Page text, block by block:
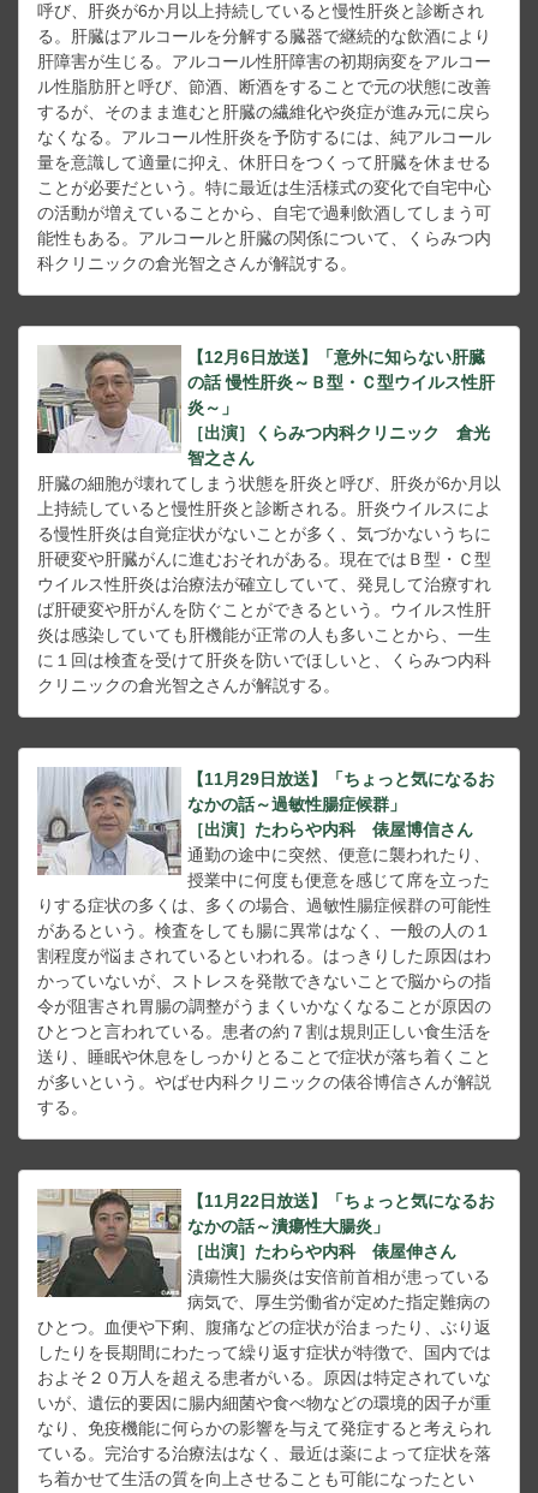
呼び、肝炎が6か月以上持続していると慢性肝炎と診断され
る。肝臓はアルコールを分解する臓器で継続的な飲酒により
肝障害が生じる。アルコール性肝障害の初期病変をアルコー
ル性脂肪肝と呼び、節酒、断酒をすることで元の状態に改善
するが、そのまま進むと肝臓の繊維化や炎症が進み元に戻ら
なくなる。アルコール性肝炎を予防するには、純アルコール
量を意識して適量に抑え、休肝日をつくって肝臓を休ませる
ことが必要だという。特に最近は生活様式の変化で自宅中心
の活動が増えていることから、自宅で過剰飲酒してしまう可
能性もある。アルコールと肝臓の関係について、くらみつ内
科クリニックの倉光智之さんが解説する。
【12月6日放送】「意外に知らない肝臓
の話 慢性肝炎～Ｂ型・Ｃ型ウイルス性肝
炎～」
［出演］くらみつ内科クリニック 倉光
智之さん
肝臓の細胞が壊れてしまう状態を肝炎と呼び、肝炎が6か月以
上持続していると慢性肝炎と診断される。肝炎ウイルスによ
る慢性肝炎は自覚症状がないことが多く、気づかないうちに
肝硬変や肝臓がんに進むおそれがある。現在ではＢ型・Ｃ型
ウイルス性肝炎は治療法が確立していて、発見して治療すれ
ば肝硬変や肝がんを防ぐことができるという。ウイルス性肝
炎は感染していても肝機能が正常の人も多いことから、一生
に１回は検査を受けて肝炎を防いでほしいと、くらみつ内科
クリニックの倉光智之さんが解説する。
【11月29日放送】「ちょっと気になるお
なかの話～過敏性腸症候群」
［出演］たわらや内科 俵屋博信さん
通勤の途中に突然、便意に襲われたり、
授業中に何度も便意を感じて席を立った
りする症状の多くは、多くの場合、過敏性腸症候群の可能性
があるという。検査をしても腸に異常はなく、一般の人の１
割程度が悩まされているといわれる。はっきりした原因はわ
かっていないが、ストレスを発散できないことで脳からの指
令が阻害され胃腸の調整がうまくいかなくなることが原因の
ひとつと言われている。患者の約７割は規則正しい食生活を
送り、睡眠や休息をしっかりとることで症状が落ち着くこと
が多いという。やばせ内科クリニックの俵谷博信さんが解説
する。
【11月22日放送】「ちょっと気になるお
なかの話～潰瘍性大腸炎」
［出演］たわらや内科 俵屋伸さん
潰瘍性大腸炎は安倍前首相が患っている
病気で、厚生労働省が定めた指定難病の
ひとつ。血便や下痢、腹痛などの症状が治まったり、ぶり返
したりを長期間にわたって繰り返す症状が特徴で、国内では
およそ２０万人を超える患者がいる。原因は特定されていな
いが、遺伝的要因に腸内細菌や食べ物などの環境的因子が重
なり、免疫機能に何らかの影響を与えて発症すると考えられ
ている。完治する治療法はなく、最近は薬によって症状を落
ち着かせて生活の質を向上させることも可能になったとい